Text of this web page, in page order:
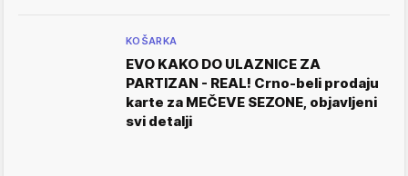
KOŠARKA
EVO KAKO DO ULAZNICE ZA
PARTIZAN - REAL! Crno-beli prodaju
karte za MEČEVE SEZONE, objavljeni
svi detalji